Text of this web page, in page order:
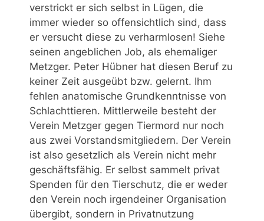
verstrickt er sich selbst in Lügen, die
immer wieder so offensichtlich sind, dass
er versucht diese zu verharmlosen! Siehe
seinen angeblichen Job, als ehemaliger
Metzger. Peter Hübner hat diesen Beruf zu
keiner Zeit ausgeübt bzw. gelernt. Ihm
fehlen anatomische Grundkenntnisse von
Schlachttieren. Mittlerweile besteht der
Verein Metzger gegen Tiermord nur noch
aus zwei Vorstandsmitgliedern. Der Verein
ist also gesetzlich als Verein nicht mehr
geschäftsfähig. Er selbst sammelt privat
Spenden für den Tierschutz, die er weder
den Verein noch irgendeiner Organisation
übergibt, sondern in Privatnutzung